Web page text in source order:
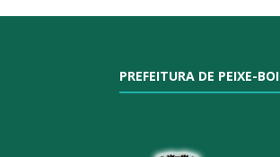
PREFEITURA DE PEIXE-BOI